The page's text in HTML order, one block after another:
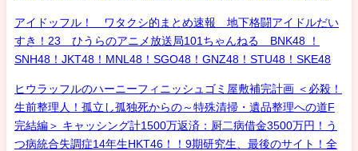
アイドッフル！ ワタクシ的まとめ速報 地下格闘アイドルだい
すき！23 ひうらのアニメ放送局101ちゃんねる BNK48 ！
SNH48！JKT48！MNL48！SGO48！GNZ48！STU48！SKE48
ヒウラッフルのハーニーフィニッシュゴミ屋敷補完計画 ＜必殺！
生前整理人！孤立し孤独死からの～特殊清掃・遺品整理への道F
完結編＞ キャッシング計1500万返済：厨二病借金3500万円！う
つ病統合失調症14年生HKT46！！9期研究生、最後のサイト！全